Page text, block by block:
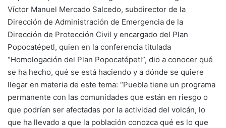
Víctor Manuel Mercado Salcedo, subdirector de la
Dirección de Administración de Emergencia de la
Dirección de Protección Civil y encargado del Plan
Popocatépetl, quien en la conferencia titulada
“Homologación del Plan Popocatépetl”, dio a conocer qué
se ha hecho, qué se está haciendo y a dónde se quiere
llegar en materia de este tema: “Puebla tiene un programa
permanente con las comunidades que están en riesgo o
que podrían ser afectadas por la actividad del volcán, lo
que ha llevado a que la población conozca qué es lo que